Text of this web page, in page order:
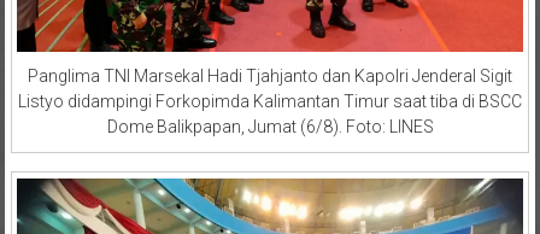
Panglima TNI Marsekal Hadi Tjahjanto dan Kapolri Jenderal Sigit
Listyo didampingi Forkopimda Kalimantan Timur saat tiba di BSCC
Dome Balikpapan, Jumat (6/8). Foto: LINES